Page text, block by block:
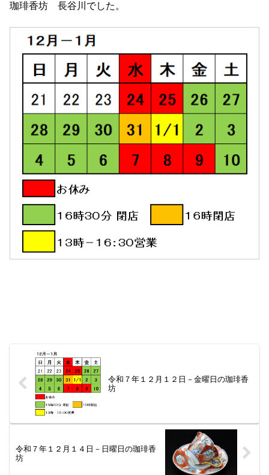
珈琲香坊 長谷川でした。
令和７年１２月１２日－金曜日の珈琲香
坊
令和７年１２月１４日－日曜日の珈琲香
坊